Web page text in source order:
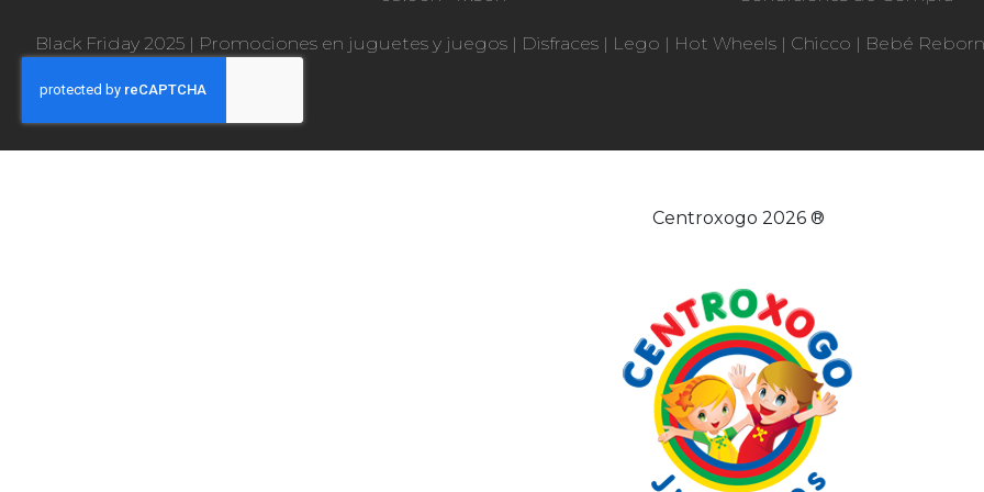
Black Friday 2025 | Promociones en juguetes y juegos | Disfraces | Lego | Hot Wheels | Chicco | Bebé Reborn
Centroxogo 2026 ®